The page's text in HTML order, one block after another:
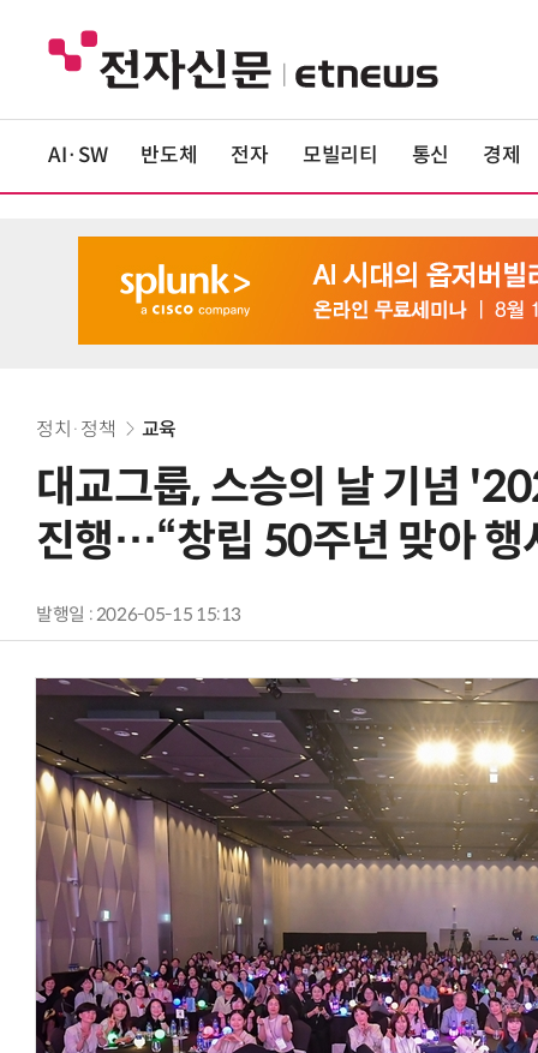
AI·SW 반도체 전자 모빌리티 통신 경제
정치·정책 교육
대교그룹, 스승의 날 기념
진행…“창립 50주년 맞아 행
발행일 : 2026-05-15 15:13